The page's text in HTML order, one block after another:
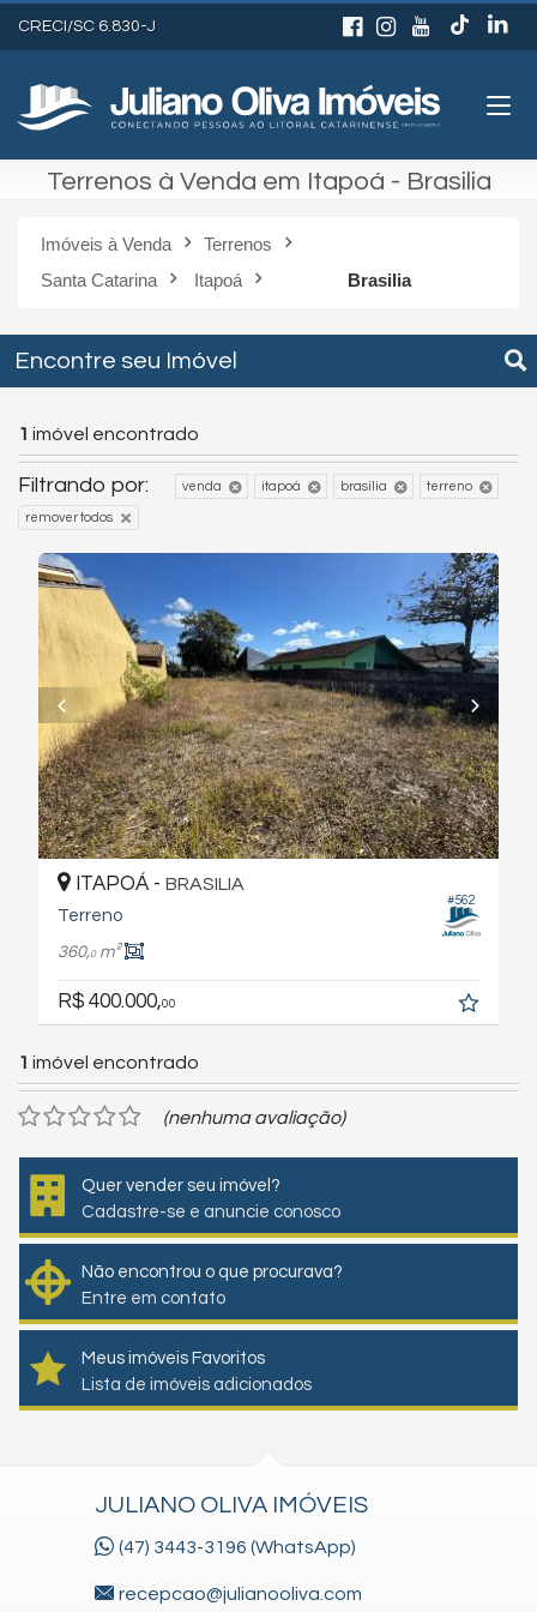
CRECI/SC 6.830-J
Terrenos à Venda em Itapoá - Brasilia
Imóveis à Venda
Terrenos
Santa Catarina
Itapoá Brasilia
Encontre seu Imóvel
1 imóvel encontrado
Filtrando por: venda itapoá brasilia terreno
remover todos
#562
ITAPOÁ - BRASILIA
Terreno
360,0m²
R$ 400.000,00
1 imóvel encontrado
(nenhuma avaliação)
Quer vender seu imóvel?
Cadastre-se e anuncie conosco
Não encontrou o que procurava?
Entre em contato
Meus imóveis Favoritos
Lista de imóveis adicionados
JULIANO OLIVA IMÓVEIS
(47) 3443-3196 (WhatsApp)
recepcao@julianooliva.com